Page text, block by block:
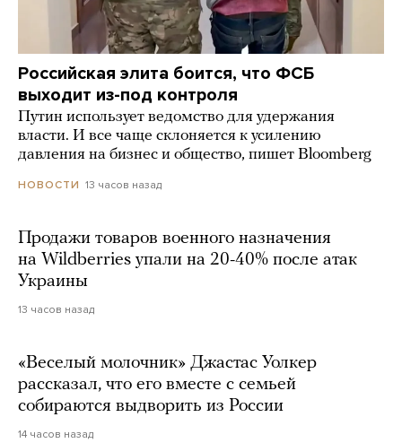
Российская элита боится, что ФСБ
выходит из-под контроля
Путин использует ведомство для удержания
власти. И все чаще склоняется к усилению
давления на бизнес и общество, пишет Bloomberg
НОВОСТИ 13 часов назад
Продажи товаров военного назначения
на Wildberries упали на 20-40% после атак
Украины
13 часов назад
«Веселый молочник» Джастас Уолкер
рассказал, что его вместе с семьей
собираются выдворить из России
14 часов назад